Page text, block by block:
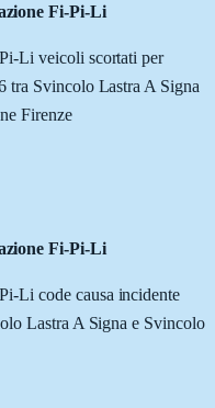
Fi-Pi-Li
Li veicoli scortati per
tra Svincolo Lastra A Signa
Firenze
Fi-Pi-Li
Li code causa incidente
Lastra A Signa e Svincolo